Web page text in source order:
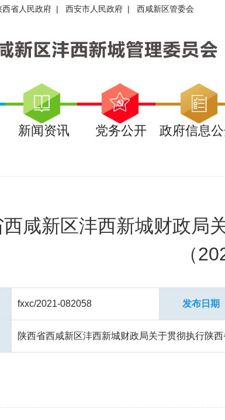
西省人民政府 | 西安市人民政府 | 西咸新区管委会
新闻资讯 党务公开 政府信息
西咸新区沣西新城财政局
（
fxxc/2021-082058 发布日期
陕西省西咸新区沣西新城财政局关于贯彻执行陕